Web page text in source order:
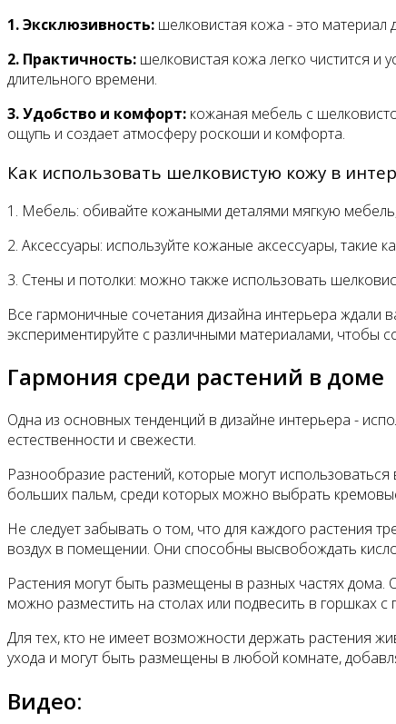
1. Эксклюзивность: шелковистая кожа - это
2. Практичность: шелковистая кожа легко чистится и
длительного времени.
3. Удобство и комфорт: кожаная мебель с
ощупь и создает атмосферу роскоши и комфорта.
Как использовать шелковистую кожу в
1. Мебель: обивайте кожаными деталями мягкую
2. Аксессуары: используйте кожаные аксессуары,
3. Стены и потолки: можно также использовать
Все гармоничные сочетания дизайна интерьера ждали
экспериментируйте с различными материалами,
Гармония среди растений в доме
Одна из основных тенденций в дизайне интерьера -
естественности и свежести.
Разнообразие растений, которые могут
больших пальм, среди которых можно выбрать
Не следует забывать о том, что для каждого растения
воздух в помещении. Они способны высвобождать
Растения могут быть размещены в разных частях дома.
можно разместить на столах или подвесить в горшках
Для тех, кто не имеет возможности держать растения
ухода и могут быть размещены в любой комнате,
Видео: